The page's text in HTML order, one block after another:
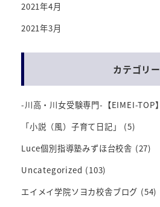
2021年4月
2021年3月
カテゴリー
-川高・川女受験専門-【EIMEI-TOP】
「小説（風）子育て日記」
(5)
Luce個別指導塾みずほ台校舎 (27)
Uncategorized (103)
エイメイ学院ソヨカ校舎ブログ (54)